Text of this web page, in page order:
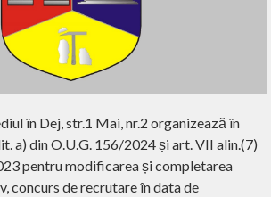
în Dej, str.1 Mai, nr.2 organizează în
a) din O.U.G. 156/2024 și art. VII alin.(7)
pentru modificarea și completarea
concurs de recrutare în data de